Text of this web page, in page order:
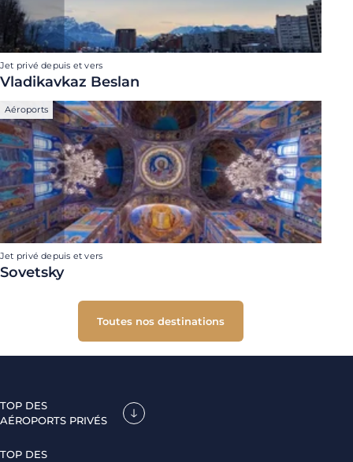
Jet privé depuis et vers
Vladikavkaz Beslan
Aéroports
Jet privé depuis et vers
Sovetsky
Toutes nos destinations
TOP DES
AÉROPORTS PRIVÉS
TOP DES